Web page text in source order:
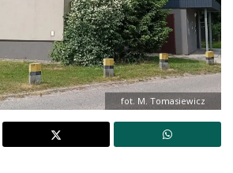
fot. M. Tomasiewicz